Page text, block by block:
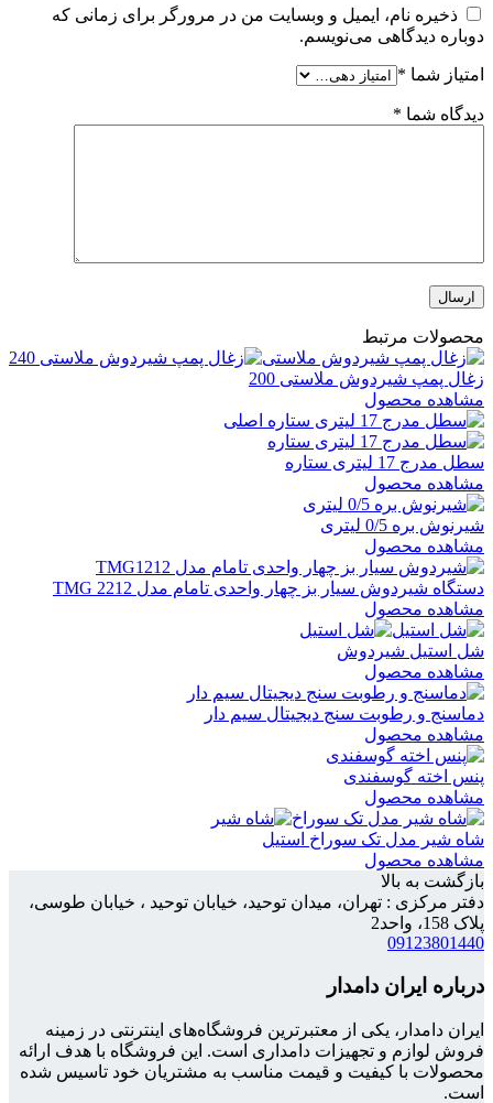
ذخیره نام، ایمیل و وبسایت من در مرورگر برای زمانی که
دوباره دیدگاهی می‌نویسم.
امتیاز شما *
دیدگاه شما *
محصولات مرتبط
زغال پمپ شیردوش ملاستی 200
مشاهده محصول
سطل مدرج 17 لیتری ستاره
مشاهده محصول
شیرنوش بره 0/5 لیتری
مشاهده محصول
دستگاه شیردوش سیار بز چهار واحدی تامام مدل TMG 2212
مشاهده محصول
شل استیل شیردوش
مشاهده محصول
دماسنج و رطوبت سنج دیجیتال سیم دار
مشاهده محصول
پنس اخته گوسفندی
مشاهده محصول
شاه شیر مدل تک سوراخ استیل
مشاهده محصول
بازگشت به بالا
دفتر مرکزی : تهران، میدان توحید، خیابان توحید ، خیابان طوسی،
پلاک 158، واحد2
09123801440
درباره ایران دامدار
ایران دامدار، یکی از معتبرترین فروشگاه‌های اینترنتی در زمینه
فروش لوازم و تجهیزات دامداری است. این فروشگاه با هدف ارائه
محصولات با کیفیت و قیمت مناسب به مشتریان خود تاسیس شده
است.